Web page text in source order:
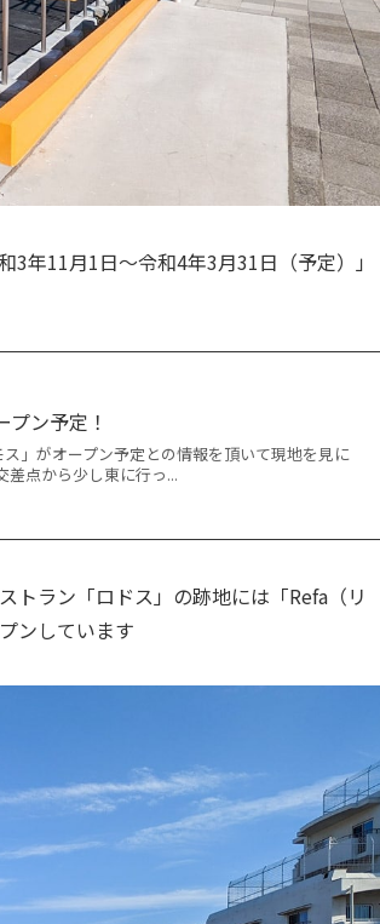
年11月1日～令和4年3月31日（予定）」
ン予定！
」がオープン予定との情報を頂いて現地を見に
差点から少し東に行っ...
トラン「ロドス」の跡地には「Refa（リ
ンしています